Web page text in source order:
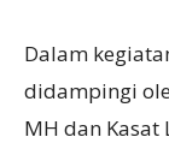
Dalam
didampingi
MH dan Kasat